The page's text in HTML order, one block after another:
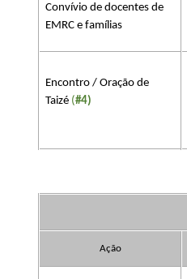
Convívio de docentes de
EMRC e famílias
Encontro / Oração de
Taizé​​ (#4)
Ação